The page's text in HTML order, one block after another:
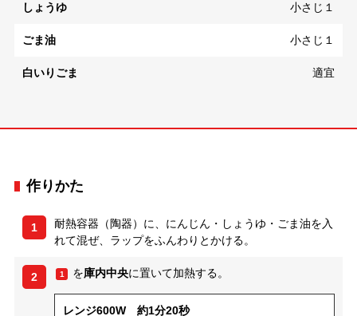
しょうゆ 小さじ１
ごま油 小さじ１
白いりごま 適宜
作りかた
1
耐熱容器（陶器）に、にんじん・しょうゆ・ごま油を入
れて混ぜ、ラップをふんわりとかける。
2 1 を庫内中央に置いて加熱する。
レンジ600W 約1分20秒